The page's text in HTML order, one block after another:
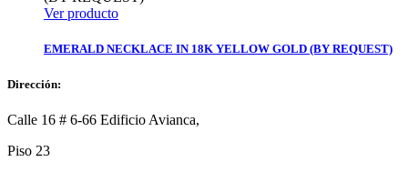
Ver producto
EMERALD NECKLACE IN 18K YELLOW GOLD (BY REQUEST)
Dirección:
Calle 16 # 6-66 Edificio Avianca,
Piso 23